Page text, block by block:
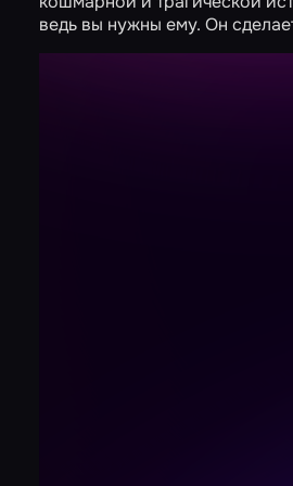
ведь вы нужны ему. Он